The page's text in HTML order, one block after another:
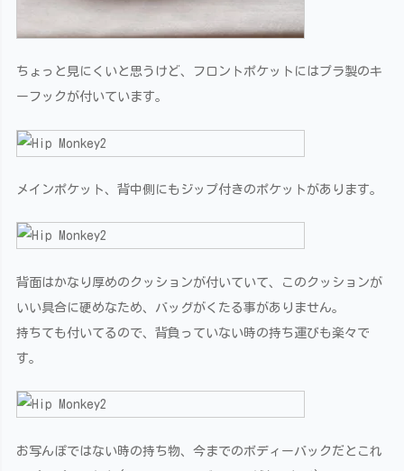
ちょっと見にくいと思うけど、フロントポケットにはプラ製のキ
ーフックが付いています。
メインポケット、背中側にもジップ付きのポケットがあります。
背面はかなり厚めのクッションが付いていて、このクッションが
いい具合に硬めなため、バッグがくたる事がありません。
持ちても付いてるので、背負っていない時の持ち運びも楽々で
す。
お写んぽではない時の持ち物、今までのボディーバックだとこれ